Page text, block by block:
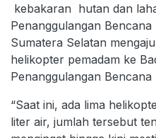
kebakaran hutan dan
Penanggulangan
Sumatera Selatan
helikopter pemadam ke
Penanggulangan Bencana
“Saat ini, ada lima
liter air, jumlah tersebut